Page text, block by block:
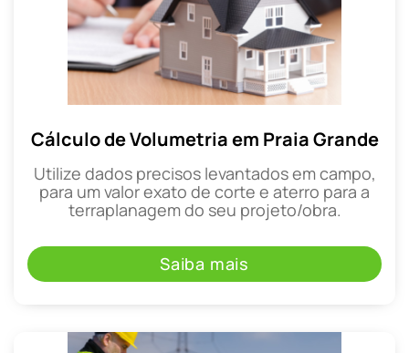
Cálculo de Volumetria em Praia Grande
Utilize dados precisos levantados em campo,
para um valor exato de corte e aterro para a
terraplanagem do seu projeto/obra.
Saiba mais